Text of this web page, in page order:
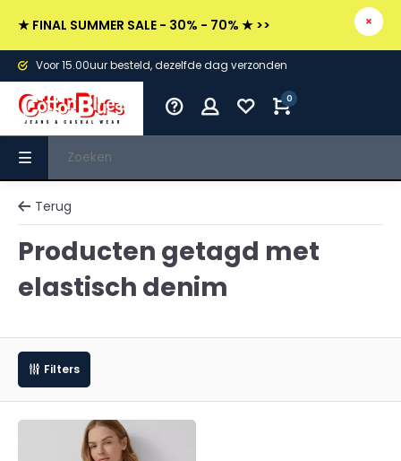
★ FINAL SUMMER SALE - 30% - 70% ★ >>
Voor 15.00uur besteld, dezelfde dag verzonden
0
Terug
Producten getagd met
elastisch denim
Filters